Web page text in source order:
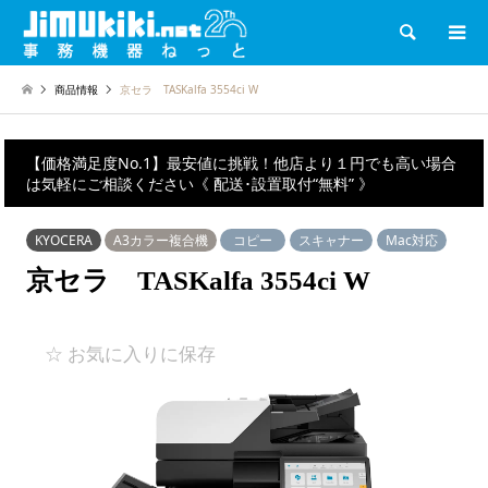
検索
商品情報 京セラ TASKalfa 3554ci W
【価格満足度No.1】最安値に挑戦！他店より１円でも高い場合
は気軽にご相談ください《 配送･設置取付“無料” 》
KYOCERA A3カラー複合機 コピー スキャナー Mac対応
京セラ TASKalfa 3554ci W
☆ お気に入りに保存